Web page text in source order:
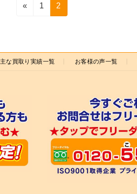
«
固
ジ
1
固
定
ジ
2
主な買取り実績一覧 お客様の声一覧